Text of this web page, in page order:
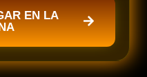
EN LA